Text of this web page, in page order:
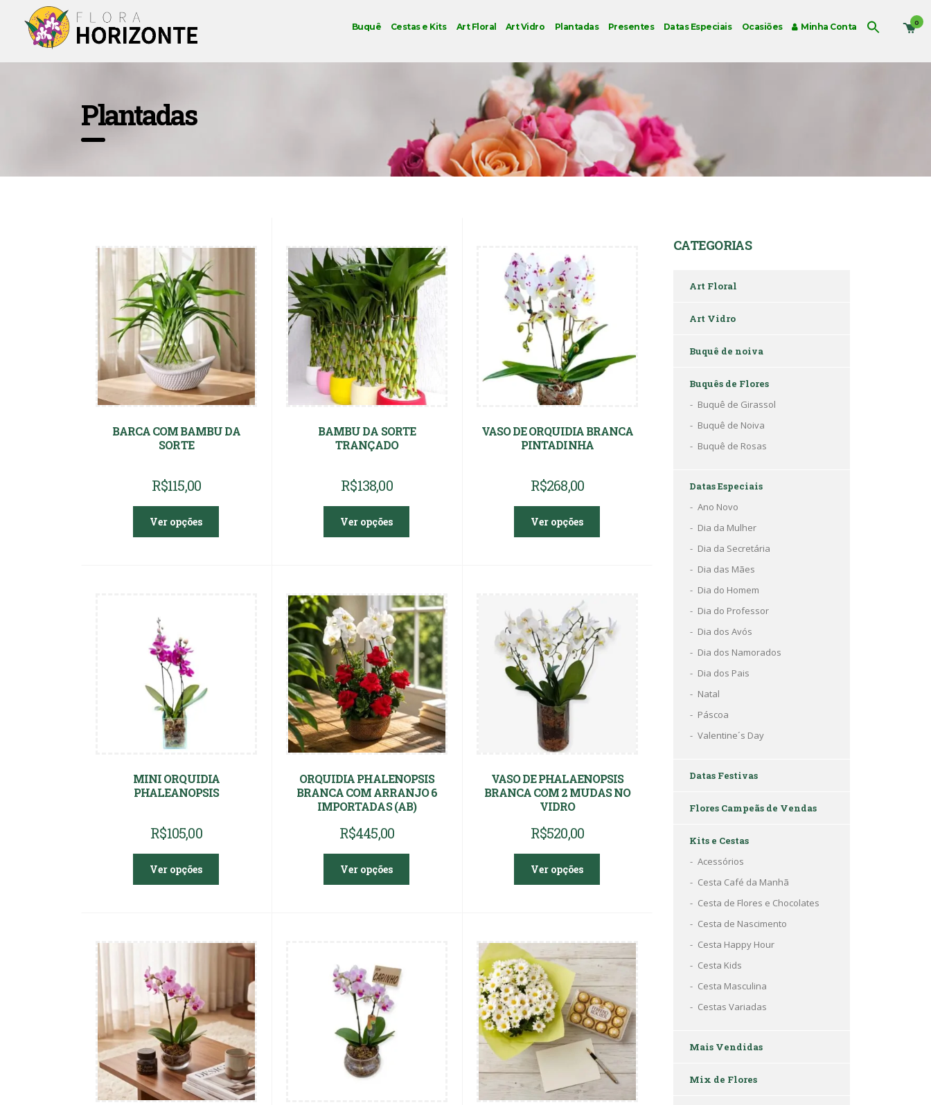
0
Buquê Cestas e Kits Art Floral Art Vidro Plantadas Presentes Datas Especiais Ocasiões Minha Conta
Plantadas
BARCA COM BAMBU DA
SORTE
R$115,00
Ver opções
BAMBU DA SORTE
TRANÇADO
R$138,00
Ver opções
VASO DE ORQUIDIA BRANCA
PINTADINHA
R$268,00
Ver opções
MINI ORQUIDIA
PHALEANOPSIS
R$105,00
Ver opções
ORQUIDIA PHALENOPSIS
BRANCA COM ARRANJO 6
IMPORTADAS (AB)
R$445,00
Ver opções
VASO DE PHALAENOPSIS
BRANCA COM 2 MUDAS NO
VIDRO
R$520,00
Ver opções
CATEGORIAS
Art Floral
Art Vidro
Buquê de noiva
Buquês de Flores
Buquê de Girassol
Buquê de Noiva
Buquê de Rosas
Datas Especiais
Ano Novo
Dia da Mulher
Dia da Secretária
Dia das Mães
Dia do Homem
Dia do Professor
Dia dos Avós
Dia dos Namorados
Dia dos Pais
Natal
Páscoa
Valentine´s Day
Datas Festivas
Flores Campeãs de Vendas
Kits e Cestas
Acessórios
Cesta Café da Manhã
Cesta de Flores e Chocolates
Cesta de Nascimento
Cesta Happy Hour
Cesta Kids
Cesta Masculina
Cestas Variadas
Mais Vendidas
Mix de Flores